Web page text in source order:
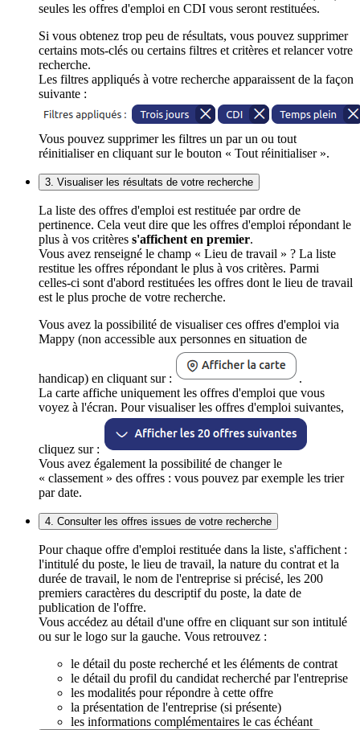
seules les offres d'emploi en CDI vous seront restituées.
Si vous obtenez trop peu de résultats, vous pouvez supprimer
certains mots-clés ou certains filtres et critères et relancer votre
recherche.
Les filtres appliqués à votre recherche apparaissent de la façon
suivante :
Vous pouvez supprimer les filtres un par un ou tout
réinitialiser en cliquant sur le bouton « Tout réinitialiser ».
3. Visualiser les résultats de votre recherche
La liste des offres d'emploi est restituée par ordre de
pertinence. Cela veut dire que les offres d'emploi répondant le
plus à vos critères s'affichent en premier.
Vous avez renseigné le champ « Lieu de travail » ? La liste
restitue les offres répondant le plus à vos critères. Parmi
celles-ci sont d'abord restituées les offres dont le lieu de travail
est le plus proche de votre recherche.
Vous avez la possibilité de visualiser ces offres d'emploi via
Mappy (non accessible aux personnes en situation de
handicap) en cliquant sur :
.
La carte affiche uniquement les offres d'emploi que vous
voyez à l'écran. Pour visualiser les offres d'emploi suivantes,
cliquez sur :
Vous avez également la possibilité de changer le
« classement » des offres : vous pouvez par exemple les trier
par date.
4. Consulter les offres issues de votre recherche
Pour chaque offre d'emploi restituée dans la liste, s'affichent :
l'intitulé du poste, le lieu de travail, la nature du contrat et la
durée de travail, le nom de l'entreprise si précisé, les 200
premiers caractères du descriptif du poste, la date de
publication de l'offre.
Vous accédez au détail d'une offre en cliquant sur son intitulé
ou sur le logo sur la gauche. Vous retrouvez :
le détail du poste recherché et les éléments de contrat
le détail du profil du candidat recherché par l'entreprise
les modalités pour répondre à cette offre
la présentation de l'entreprise (si présente)
les informations complémentaires le cas échéant